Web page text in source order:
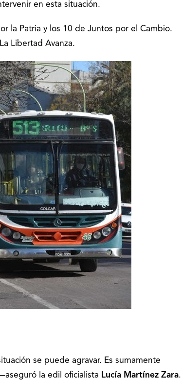
en esta situación.
la Patria y los 10 de Juntos por el Cambio.
Libertad Avanza.
se puede agravar. Es sumamente
la edil oficialista Lucía Martínez Zara.